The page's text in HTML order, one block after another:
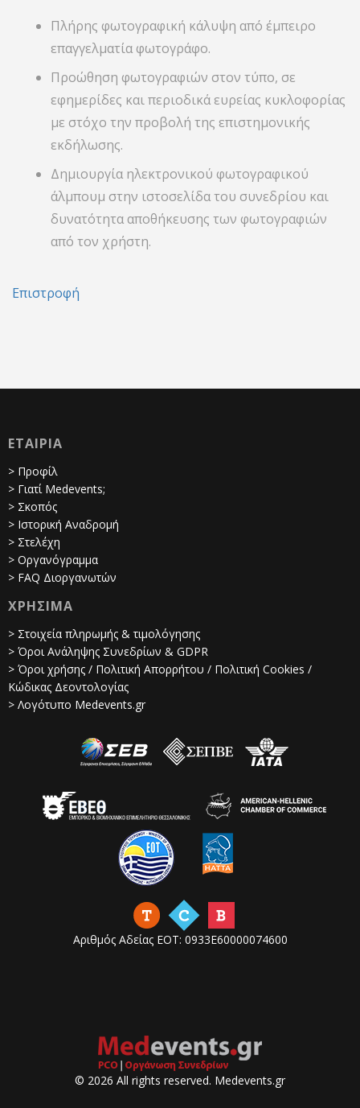
Πλήρης φωτογραφική κάλυψη από έμπειρο
επαγγελματία φωτογράφο.
Προώθηση φωτογραφιών στον τύπο, σε
εφημερίδες και περιοδικά ευρείας κυκλοφορίας
με στόχο την προβολή της επιστημονικής
εκδήλωσης.
Δημιουργία ηλεκτρονικού φωτογραφικού
άλμπουμ στην ιστοσελίδα του συνεδρίου και
δυνατότητα αποθήκευσης των φωτογραφιών
από τον χρήστη.
Επιστροφή
ΕΤΑΙΡΙΑ
> Προφίλ
> Γιατί Medevents;
> Σκοπός
> Ιστορική Αναδρομή
> Στελέχη
> Οργανόγραμμα
> FAQ Διοργανωτών
ΧΡΗΣΙΜΑ
> Στοιχεία πληρωμής & τιμολόγησης
> Όροι Ανάληψης Συνεδρίων & GDPR
> Όροι χρήσης / Πολιτική Απορρήτου / Πολιτική Cookies /
Κώδικας Δεοντολογίας
> Λογότυπο Medevents.gr
Αριθμός Αδείας ΕΟΤ: 0933Ε60000074600
© 2026 All rights reserved. Medevents.gr